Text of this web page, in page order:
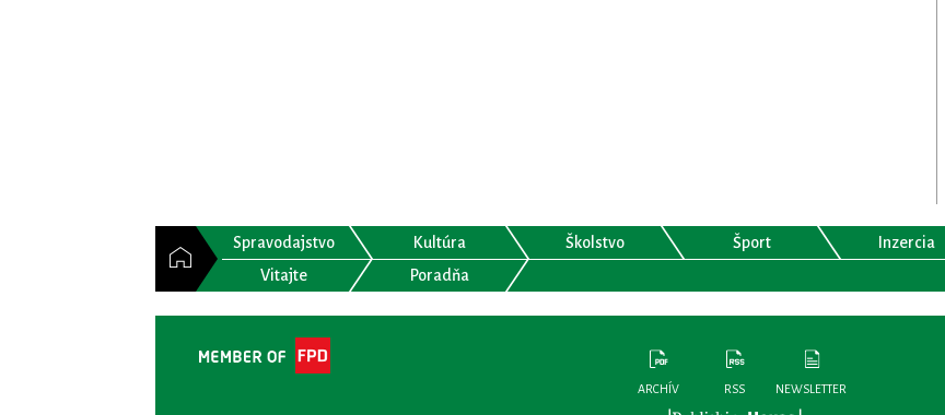
Spravodajstvo Kultúra Školstvo Šport Inzercia
Vitajte
Poradňa
ARCHÍV RSS NEWSLETTER